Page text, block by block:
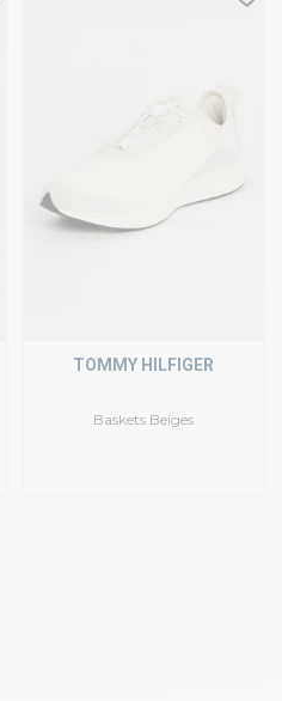
Baskets Beiges
TOMMY HILFIGER